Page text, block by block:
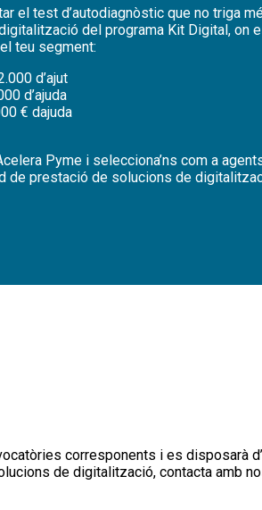
el test d’autodiagnòstic que no triga
del programa Kit Digital,
teu segment:
d’ajut
d’ajuda
€ dajuda
Pyme i selecciona’ns com a
de prestació de solucions de
corresponents i es disposarà
de digitalització, contacta amb